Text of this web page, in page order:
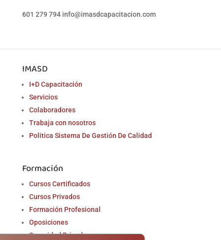
601 279 794 info@imasdcapacitacion.com
IMASD
I+D Capacitación
Servicios
Colaboradores
Trabaja con nosotros
Politica Sistema De Gestión De Calidad
Formación
Cursos Certificados
Cursos Privados
Formación Profesional
Oposiciones
Seguridad Privada